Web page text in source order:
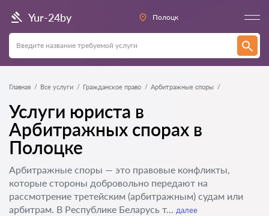
Yur-24by Полоцк
Главная Все услуги Гражданское право Арбитражные споры
Услуги юриста в
Арбитражных спорах в
Полоцке
Арбитражные споры — это правовые конфликты,
которые стороны добровольно передают на
рассмотрение третейским (арбитражным) судам или
арбитрам. В Республике Беларусь т... далее